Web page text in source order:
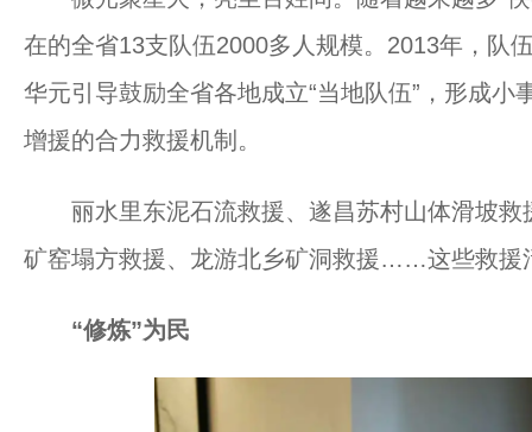
在的全省13支队伍2000多人规模。2013年，队
华元引导鼓励全省各地成立“当地队伍”，形成小
增援的合力救援机制。
丽水里东泥石流救援、遂昌苏村山体滑坡救
矿窑塌方救援、龙游北乡矿洞救援……这些救援
“修炼”为民